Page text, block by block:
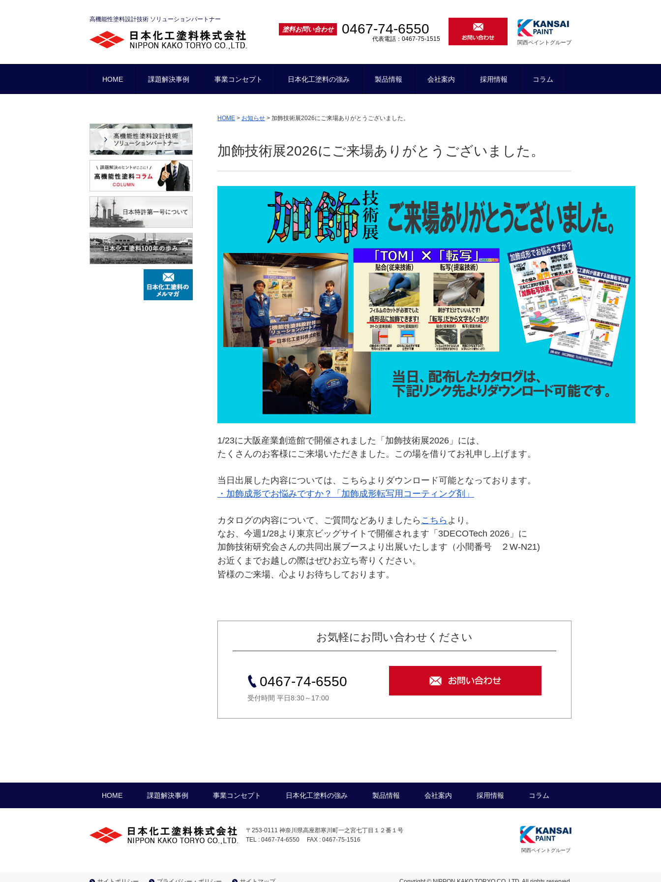
高機能性塗料設計技術 ソリューションパートナー
塗料お問い合わせ 0467-74-6550
代表電話：0467-75-1515 関西ペイントグループ
HOME 課題解決事例 事業コンセプト 日本化工塗料の強み 製品情報 会社案内 採用情報 コラム
HOME > お知らせ > 加飾技術展2026にご来場ありがとうございました。
加飾技術展2026にご来場ありがとうございました。
1/23に大阪産業創造館で開催されました「加飾技術展2026」には、
たくさんのお客様にご来場いただきました。この場を借りてお礼申し上げます。
当日出展した内容については、こちらよりダウンロード可能となっております。
・加飾成形でお悩みですか？「加飾成形転写用コーティング剤」
カタログの内容について、ご質問などありましたら こちら より。
なお、今週1/28より東京ビッグサイトで開催されます「3DECOTech 2026」に
加飾技術研究会さんの共同出展ブースより出展いたします（小間番号 ２W-N21)
お近くまでお越しの際はぜひお立ち寄りください。
皆様のご来場、心よりお待ちしております。
お気軽にお問い合わせください
0467-74-6550
受付時間 平日8:30～17:00
HOME 課題解決事例 事業コンセプト 日本化工塗料の強み 製品情報 会社案内 採用情報 コラム
〒253-0111 神奈川県高座郡寒川町一之宮七丁目１２番１号
TEL : 0467-74-6550 FAX : 0467-75-1516
関西ペイントグループ